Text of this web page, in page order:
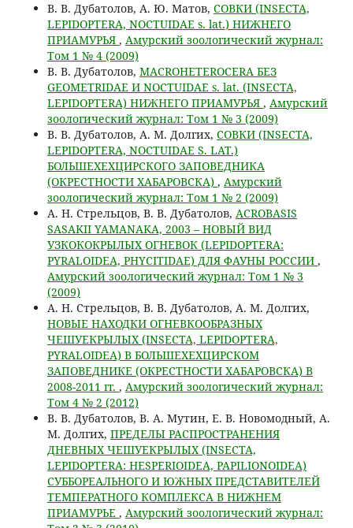
В. В. Дубатолов, А. Ю. Матов, СОВКИ (INSECTA,
LEPIDOPTERA, NOCTUIDAE s. lat.) НИЖНЕГО
ПРИАМУРЬЯ , Амурский зоологический журнал:
Том 1 № 4 (2009)
В. В. Дубатолов, MACROHETEROCERA БЕЗ
GEOMETRIDAE И NOCTUIDAE s. lat. (INSECTA,
LEPIDOPTERA) НИЖНЕГО ПРИАМУРЬЯ , Амурский
зоологический журнал: Том 1 № 3 (2009)
В. В. Дубатолов, А. М. Долгих, СОВКИ (INSECTA,
LEPIDOPTERA, NOCTUIDAE S. LAT.)
БОЛЬШЕХЕХЦИРСКОГО ЗАПОВЕДНИКА
(ОКРЕСТНОСТИ ХАБАРОВСКА) , Амурский
зоологический журнал: Том 1 № 2 (2009)
А. Н. Стрельцов, В. В. Дубатолов, ACROBASIS
SASAKII YAMANAKA, 2003 – НОВЫЙ ВИД
УЗКОКОКРЫЛЫХ ОГНЕВОК (LEPIDOPTERA:
PYRALOIDEA, PHYCITIDAE) ДЛЯ ФАУНЫ РОССИИ ,
Амурский зоологический журнал: Том 1 № 3
(2009)
А. Н. Стрельцов, В. В. Дубатолов, А. М. Долгих,
НОВЫЕ НАХОДКИ ОГНЕВКООБРАЗНЫХ
ЧЕШУЕКРЫЛЫХ (INSECTA, LEPIDOPTERA,
PYRALOIDEA) В БОЛЬШЕХЕХЦИРСКОМ
ЗАПОВЕДНИКЕ (ОКРЕСТНОСТИ ХАБАРОВСКА) В
2008-2011 гг. , Амурский зоологический журнал:
Том 4 № 2 (2012)
В. В. Дубатолов, В. А. Мутин, Е. В. Новомодный, А.
М. Долгих, ПРЕДЕЛЫ РАСПРОСТРАНЕНИЯ
ДНЕВНЫХ ЧЕШУЕКРЫЛЫХ (INSECTA,
LEPIDOPTERA: HESPERIOIDEA, PAPILIONOIDEA)
СУББОРЕАЛЬНОГО И ЮЖНЫХ ПРЕДСТАВИТЕЛЕЙ
ТЕМПЕРАТНОГО КОМПЛЕКСА В НИЖНЕМ
ПРИАМУРЬЕ , Амурский зоологический журнал: